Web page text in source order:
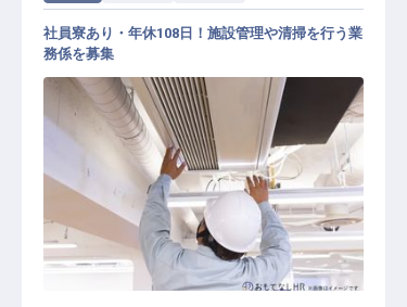
施設管理 / 正社員
社員寮あり・年休108日！施設管理や清掃を行う業
務係を募集